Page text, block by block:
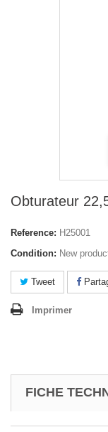
Obturateur
Reference: H25001
Condition: New
Tweet
Imprimer
FICHE